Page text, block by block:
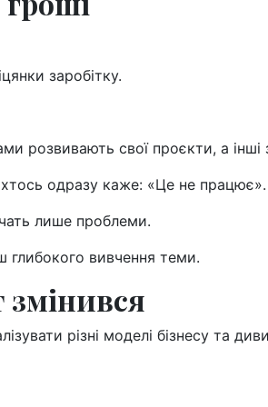
заробітку.
розвивають свої проєкти, а інші
одразу каже: «Це не працює».
лише проблеми.
глибокого вивчення теми.
змінився
різні моделі бізнесу та